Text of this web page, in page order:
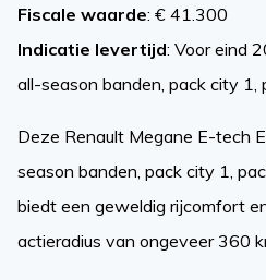
Fiscale waarde: € 41.300
Indicatie levertijd: Voor eind
all-season banden, pack city 1,
Deze Renault Megane E-tech
season banden, pack city 1,
biedt een geweldig rijcomfort
actieradius van ongeveer 360